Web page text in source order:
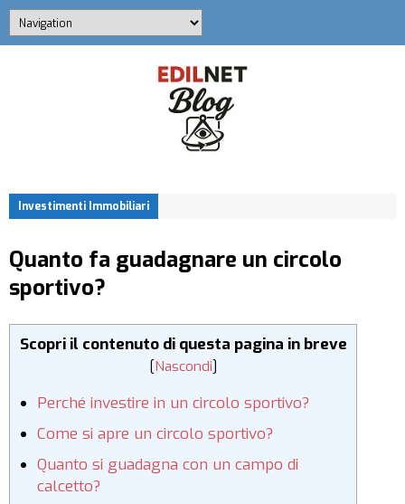
Investimenti Immobiliari
Quanto fa guadagnare un circolo
sportivo?
Scopri il contenuto di questa pagina in breve
[Nascondi]
Perché investire in un circolo sportivo?
Come si apre un circolo sportivo?
Quanto si guadagna con un campo di
calcetto?